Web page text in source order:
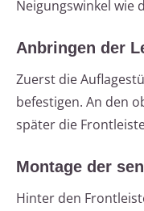
Neigungswinkel wie
Anbringen der
Zuerst die
befestigen. An den
später die
Montage der
Hinter den